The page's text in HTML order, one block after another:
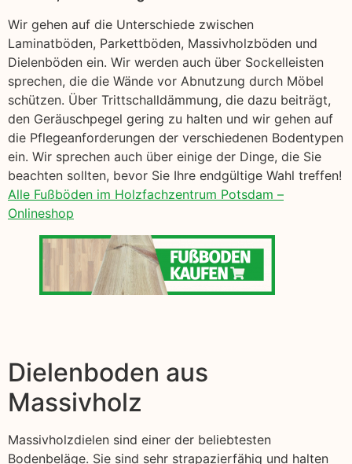
Wir gehen auf die Unterschiede zwischen
Laminatböden, Parkettböden, Massivholzböden und
Dielenböden ein. Wir werden auch über Sockelleisten
sprechen, die die Wände vor Abnutzung durch Möbel
schützen. Über Trittschalldämmung, die dazu beiträgt,
den Geräuschpegel gering zu halten und wir gehen auf
die Pflegeanforderungen der verschiedenen Bodentypen
ein. Wir sprechen auch über einige der Dinge, die Sie
beachten sollten, bevor Sie Ihre endgültige Wahl treffen!
Alle Fußböden im Holzfachzentrum Potsdam –
Onlineshop
Dielenboden aus
Massivholz
Massivholzdielen sind einer der beliebtesten
Bodenbeläge. Sie sind sehr strapazierfähig und halten